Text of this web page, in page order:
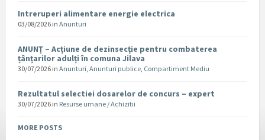
Intreruperi alimentare energie electrica
03/08/2026 in Anunturi
ANUNȚ – Acțiune de dezinsecție pentru combaterea
țânțarilor adulți în comuna Jilava
30/07/2026 in Anunturi, Anunturi publice, Compartiment Mediu
Rezultatul selectiei dosarelor de concurs – expert
30/07/2026 in Resurse umane / Achizitii
MORE POSTS